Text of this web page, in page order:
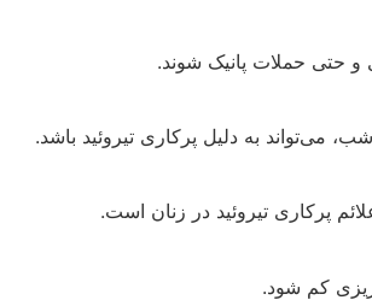
حتی حملات پانیک شوند.
به دلیل پرکاری تیروئید باشد.
پرکاری تیروئید در زنان است.
کم شود.